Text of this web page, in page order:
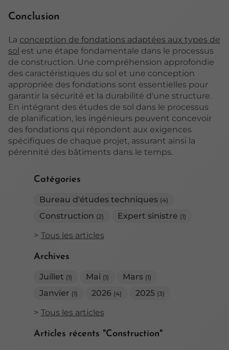
Catégories
Bureau d'études techniques (4)
Construction (2) Expert sinistre (1)
Tous les articles
Archives
Juillet (1) Mai (1) Mars (1)
Janvier (1) 2026 (4) 2025 (3)
Tous les articles
Articles récents "Construction"
Conclusion
La conception de fondations adaptées aux types de
sol est une étape fondamentale dans le processus
de construction. Une compréhension approfondie
des caractéristiques du sol et une conception
appropriée des fondations sont essentielles pour
garantir la sécurité et la durabilité d'une structure.
En intégrant des études de sol dans le processus
de planification, les ingénieurs peuvent concevoir
des fondations qui répondent aux exigences
spécifiques de chaque projet, assurant ainsi la
pérennité des bâtiments dans le temps.